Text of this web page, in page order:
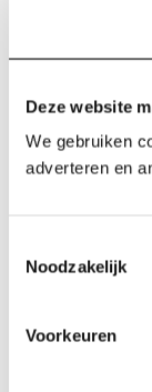
Deze website
We gebruiken
adverteren en
Noodzakelijk
Voorkeuren